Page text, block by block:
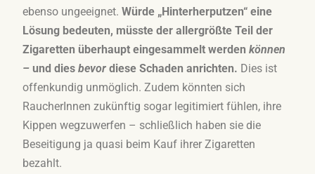
ebenso ungeeignet. Würde „Hinterherputzen“ eine
Lösung bedeuten, müsste der allergrößte Teil der
Zigaretten überhaupt eingesammelt werden können
– und dies bevordiese Schaden anrichten. Dies ist
offenkundig unmöglich. Zudem könnten sich
RaucherInnen zukünftig sogar legitimiert fühlen, ihre
Kippen wegzuwerfen – schließlich haben sie die
Beseitigung ja quasi beim Kauf ihrer Zigaretten
bezahlt.